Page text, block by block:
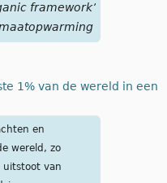
framework’
1% van de wereld in een
en
wereld, zo
uitstoot van